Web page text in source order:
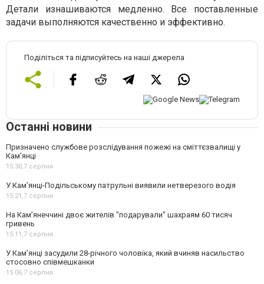
Детали изнашиваются медленно. Все поставленные
задачи выполняются качественно и эффективно.
Поділіться та підписуйтесь на наші джерела
Останні новини
Призначено службове розслідування пожежі на сміттєзвалищі у
Кам’янці
15:30,7 серпня
У Кам’янці-Подільському патрульні виявили нетверезого водія
15:21,7 серпня
На Камʼянеччині двоє жителів "подарували" шахраям 60 тисяч
гривень
15:11,7 серпня
У Камʼянці засудили 28-річного чоловіка, який вчиняв насильство
стосовно співмешканки
15:06,7 серпня